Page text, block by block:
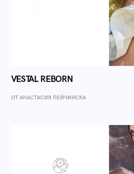
VESTAL REBORN
ОТ AНАСТАСИЯ ПЕЙЧИНСКА